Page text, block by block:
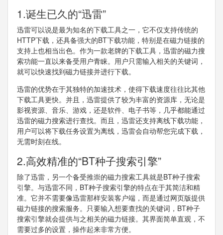
1.诞生已久的“迅雷”
迅雷可以说是最为知名的下载工具之一，它不仅支持传统的
HTTP下载，还具备强大的BT下载功能，特别是在磁力链接的
支持上也相当出色。作为一款老牌的下载工具，迅雷的磁力搜
索功能一直以来备受用户青睐。用户只需输入相关的关键词，
就可以快速找到磁力链接并进行下载。
迅雷的优势在于其独特的加速技术，使得下载速度往往比其他
下载工具更快。并且，迅雷提供了较为丰富的资源库，无论是
影视资源、音乐、游戏，还是软件、电子书等，几乎都能通过
迅雷的磁力搜索进行查找。而且，迅雷还支持离线下载功能，
用户可以将下载任务设置为离线，迅雷会自动帮您完成下载，
无需时刻在线。
2.高效精准的“BT种子搜索引擎”
除了迅雷，另一个备受推崇的磁力搜索工具就是BT种子搜索
引擎。与迅雷不同，BT种子搜索引擎的特点在于其简洁和精
准。它并不需要像迅雷那样安装客户端，而是通过网页版提供
磁力链接的搜索服务。只要输入想要查找的关键词，BT种子
搜索引擎就会提供与之相关的磁力链接。其界面简单直观，不
需要过多的设置，操作起来非常方便。